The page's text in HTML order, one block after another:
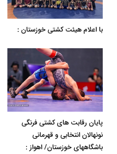
با اعلام هیئت کشتی خوزستان :
پایان رقابت های کشتی فرنگی
نونهالان انتخابی و قهرمانی
باشگاههای خوزستان/ اهواز :